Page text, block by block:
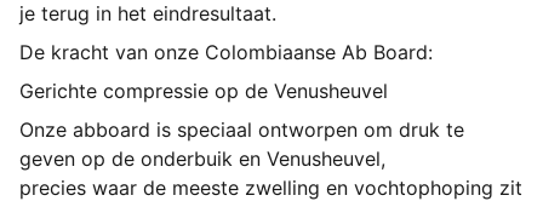
je terug in het eindresultaat.
De kracht van onze Colombiaanse Ab Board:
Gerichte compressie op de Venusheuvel
Onze abboard is speciaal ontworpen om druk te
geven op de onderbuik en Venusheuvel,
precies waar de meeste zwelling en vochtophoping zit